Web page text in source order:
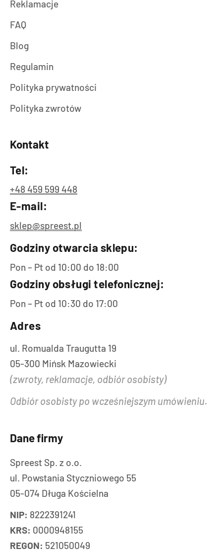
Reklamacje
FAQ
Blog
Regulamin
Polityka prywatności
Polityka zwrotów
Kontakt
Tel:
+48 459 599 448
E-mail:
sklep@spreest.pl
Godziny otwarcia sklepu:
Pon – Pt od 10:00 do 18:00
Godziny obsługi telefonicznej:
Pon – Pt od 10:30 do 17:00
Adres
ul. Romualda Traugutta 19
05-300 Mińsk Mazowiecki
(zwroty, reklamacje, odbiór osobisty)
Odbiór osobisty po wcześniejszym umówieniu.
Dane firmy
Spreest Sp. z o.o.
ul. Powstania Styczniowego 55
05-074 Długa Kościelna
NIP: 8222391241
KRS: 0000948155
REGON: 521050049